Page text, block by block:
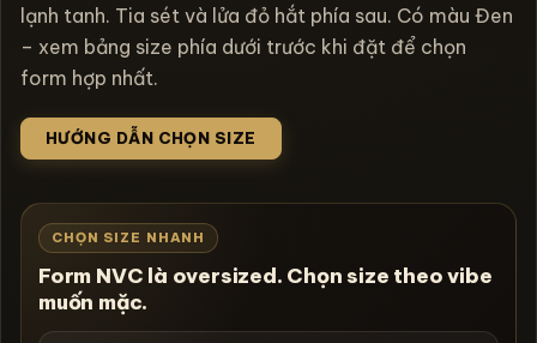
lạnh tanh. Tia sét và lửa đỏ hắt phía sau. Có màu Đen
– xem bảng size phía dưới trước khi đặt để chọn
form hợp nhất.
HƯỚNG DẪN CHỌN SIZE
CHỌN SIZE NHANH
Form NVC là oversized. Chọn size theo vibe
muốn mặc.